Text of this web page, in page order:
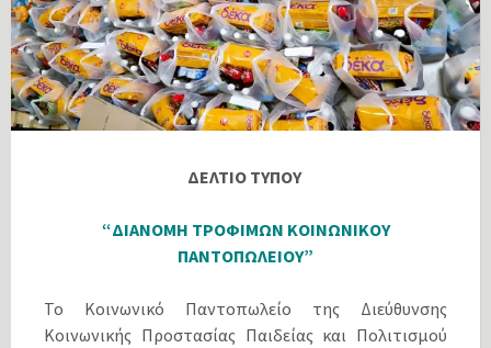
ΔΕΛΤΙΟ ΤΥΠΟΥ
“ΔΙΑΝΟΜΗ ΤΡΟΦΙΜΩΝ ΚΟΙΝΩΝΙΚΟΥ
ΠΑΝΤΟΠΩΛΕΙΟΥ”
Το Κοινωνικό Παντοπωλείο της Διεύθυνσης
Κοινωνικής Προστασίας Παιδείας και Πολιτισμού